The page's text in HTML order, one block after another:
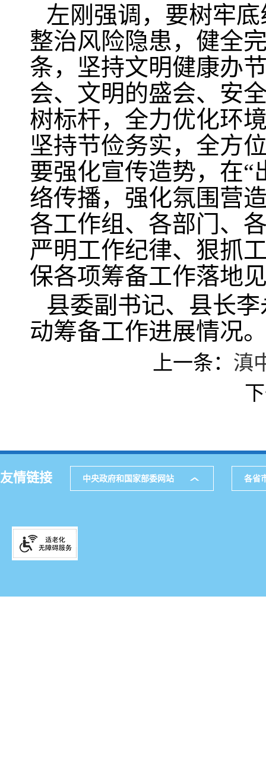
左刚强调，要树牢
整治风险隐患，健全
条，坚持文明健康办
会、文明的盛会、安
树标杆，全力优化环
坚持节俭务实，全方
要强化宣传造势，在
络传播，强化氛围营
各工作组、各部门、
严明工作纪律、狠抓
保各项筹备工作落地
县委副书记、县长
动筹备工作进展情况
上一条： 滇
友情链接 中央政府和国家部委网站 各省